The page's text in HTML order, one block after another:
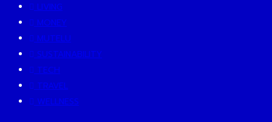
LIVING
MONEY
MUTELU
SUSTAINABILITY
TECH
TRAVEL
WELLNESS